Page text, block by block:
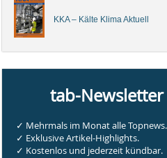
KKA – Kälte Klima Aktuell
tab-Newsletter
✓ Mehrmals im Monat alle Topnews.
✓ Exklusive Artikel-Highlights.
✓ Kostenlos und jederzeit kündbar.